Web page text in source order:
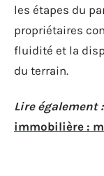
les étapes du
propriétaires
fluidité et la
du terrain.
Lire également :
immobilière :